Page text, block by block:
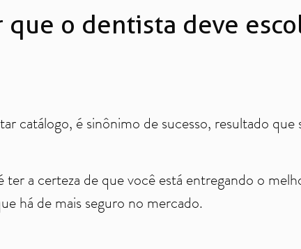
o dentista deve
catálogo, é sinônimo de sucesso, resultado que
a certeza de que você está entregando o
há de mais seguro no mercado.